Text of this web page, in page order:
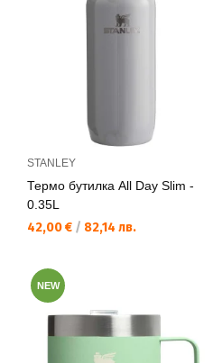
STANLEY
Термо бутилка All Day Slim -
0.35L
Текуща цена:
42,00 € / 82,14 лв.
NEW